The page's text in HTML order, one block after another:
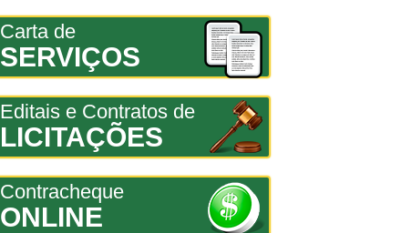
Carta de
SERVIÇOS
Editais e Contratos de
LICITAÇÕES
Contracheque
ONLINE